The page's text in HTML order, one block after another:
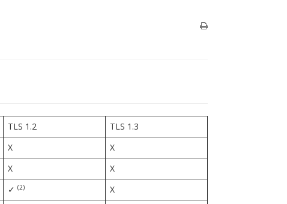
TLS 1.2
TLS 1.3
X
X
X
X
✓ (2)
X